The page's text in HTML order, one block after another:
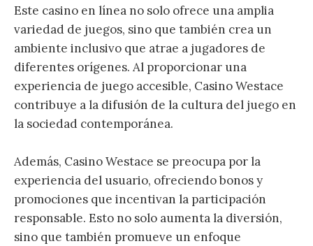
Este casino en línea no solo ofrece una amplia
variedad de juegos, sino que también crea un
ambiente inclusivo que atrae a jugadores de
diferentes orígenes. Al proporcionar una
experiencia de juego accesible, Casino Westace
contribuye a la difusión de la cultura del juego en
la sociedad contemporánea.
Además, Casino Westace se preocupa por la
experiencia del usuario, ofreciendo bonos y
promociones que incentivan la participación
responsable. Esto no solo aumenta la diversión,
sino que también promueve un enfoque